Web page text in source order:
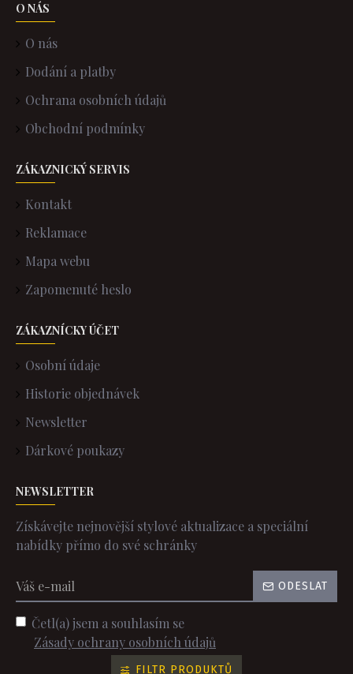
O NÁS
O nás
Dodání a platby
Ochrana osobních údajů
Obchodní podmínky
ZÁKAZNICKÝ SERVIS
Kontakt
Reklamace
Mapa webu
Zapomenuté heslo
ZÁKAZNÍCKY ÚČET
Osobní údaje
Historie objednávek
Newsletter
Dárkové poukazy
NEWSLETTER
Získávejte nejnovější stylové aktualizace a speciální
nabídky přímo do své schránky
ODESLAT
Četl(a) jsem a souhlasím se
Zásady ochrany osobních údajů
FILTR PRODUKTŮ